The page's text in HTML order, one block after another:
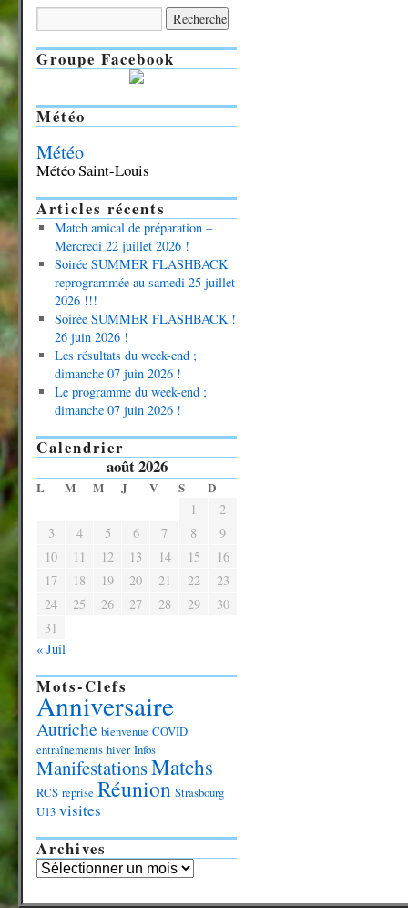
Groupe Facebook
Météo
Météo
Météo Saint-Louis
Articles récents
Match amical de préparation –
Mercredi 22 juillet 2026 !
Soirée SUMMER FLASHBACK
reprogrammée au samedi 25 juillet
2026 !!!
Soirée SUMMER FLASHBACK !
26 juin 2026 !
Les résultats du week-end ;
dimanche 07 juin 2026 !
Le programme du week-end ;
dimanche 07 juin 2026 !
Calendrier
août 2026
L M M J V S D
1
2
3
4 5 6 7 8
9
10
11 12 13 14 15
16
17
18 19 20 21 22
23
24
25 26 27 28 29
30
31
« Juil
Mots-Clefs
Anniversaire
Autriche bienvenue COVID
entraînements hiver Infos
ManifestationsMatchs
RCS reprise Réunion Strasbourg
U13 visites
Archives